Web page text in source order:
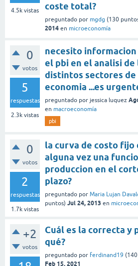
4.5k vistas
coste total?
preguntado por mgdg (130
2014 en microeconomía
0
votos
5
respuestas
2.3k vistas
necesito informacion
el pbi en el analisi de
distintos sectores de
economia ...es
preguntado por jessica luquez
en macroeconomía
pbi
0
votos
2
respuestas
1.7k vistas
la curva de costo fijo
alguna vez una
produccion en el
plazo?
preguntado por Maria Lujan
puntos) Jul 24, 2013 en
+2
votos
Cuál es la correcta y
qué?
preguntado por ferdinand19 (140
Feb 15, 2021